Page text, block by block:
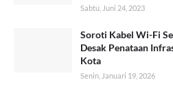
Sabtu, Juni 24, 2023
Soroti Kabel Wi-Fi
Desak Penataan
Kota
Senin, Januari 19, 2026